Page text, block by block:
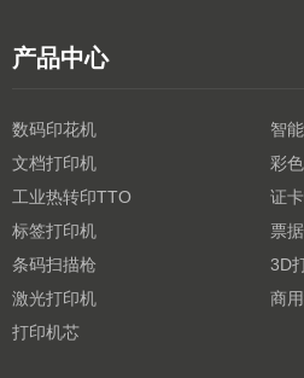
产品中心
数码印花机
智
文档打印机
彩
工业热转印TTO
证
标签打印机
票
条码扫描枪
3D
激光打印机
商
打印机芯